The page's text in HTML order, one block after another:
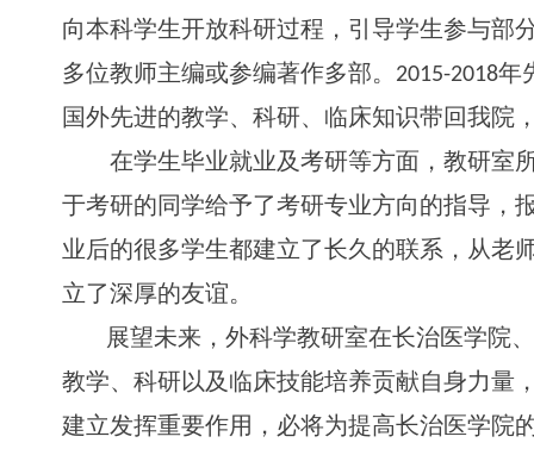
向本科学生开放科研过程，引导学生参与部
多位教师主编或参编著作多部。 2015-2018年
国外先进的教学、科研、临床知识带回我院
在学生毕业就业及考研等方面，教研室
于考研的同学给予了考研专业方向的指导，
业后的很多学生都建立了长久的联系，从老
立了深厚的友谊。
展望未来，外科学教研室在长治医学院
教学、科研以及临床技能培养贡献自身力量
建立发挥重要作用，必将为提高长治医学院